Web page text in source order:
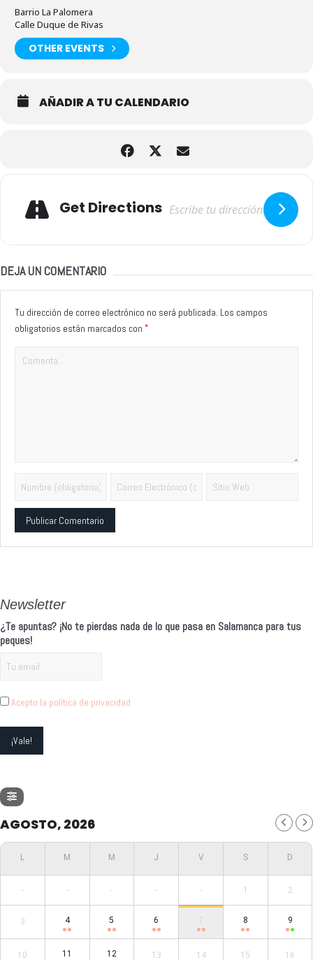
Barrio La Palomera
Calle Duque de Rivas
OTHER EVENTS
AÑADIR A TU CALENDARIO
Get Directions
DEJA UN COMENTARIO
Tu dirección de correo electrónico no será publicada. Los campos
obligatorios están marcados con *
Newsletter
¿Te apuntas? ¡No te pierdas nada de lo que pasa en Salamanca para tus
peques!
Acepto la política de privacidad
AGOSTO, 2026
- - - - - 1 2
3 4 5 6 7 8 9
10 11 12 13 14 15 16